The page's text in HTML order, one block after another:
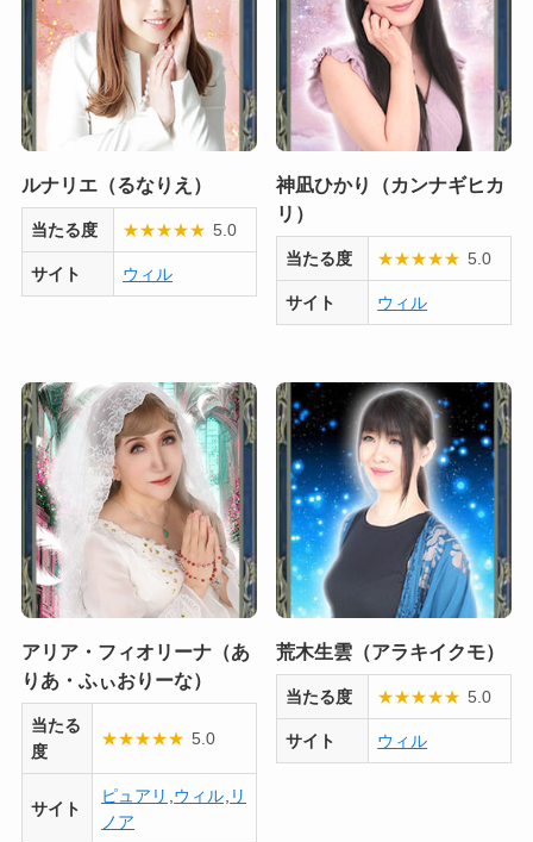
ルナリエ（るなりえ）
当たる度 ★★★★★ 5.0
サイト ウィル
神凪ひかり（カンナギヒカ
リ）
当たる度 ★★★★★ 5.0
サイト ウィル
アリア・フィオリーナ（あ
りあ・ふぃおりーな）
当たる
度
★★★★★ 5.0
サイト
ピュアリ ,ウィル, リ
ノア
荒木生雲（アラキイクモ）
当たる度 ★★★★★ 5.0
サイト ウィル